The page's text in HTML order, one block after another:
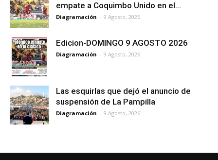
empate a Coquimbo Unido en el...
Diagramación - 9 Agosto, 2026
Edicion-DOMINGO 9 AGOSTO 2026
Diagramación - 9 Agosto, 2026
Las esquirlas que dejó el anuncio de
suspensión de La Pampilla
Diagramación - 9 Agosto, 2026